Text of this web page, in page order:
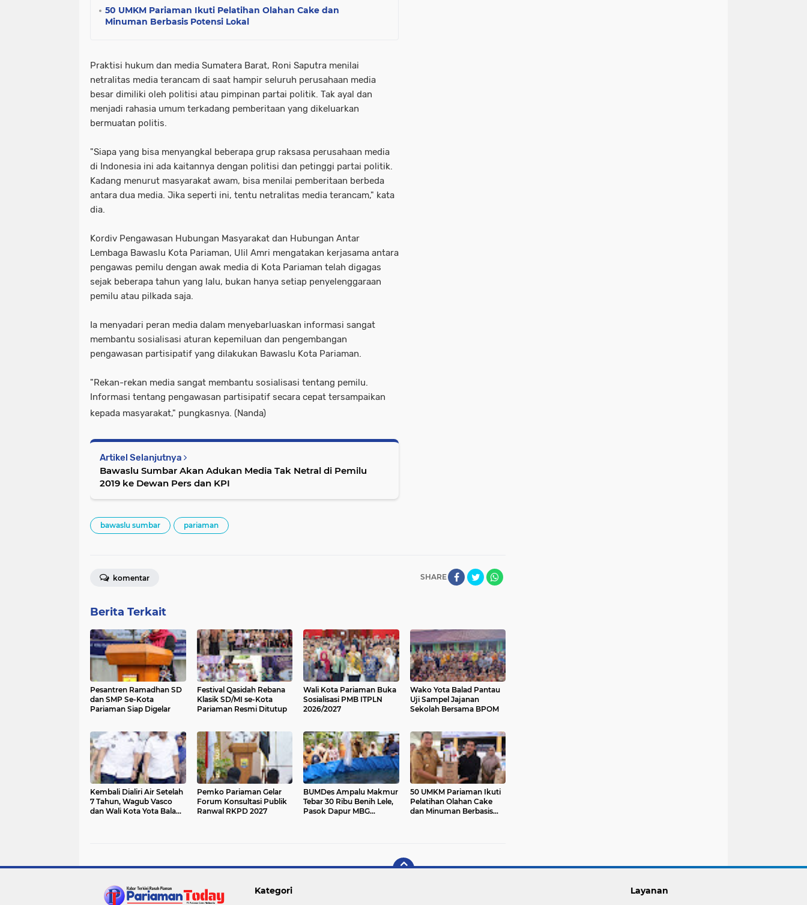
50 UMKM Pariaman Ikuti Pelatihan Olahan Cake dan
Minuman Berbasis Potensi Lokal
Praktisi hukum dan media Sumatera Barat, Roni Saputra menilai
netralitas media terancam di saat hampir seluruh perusahaan media
besar dimiliki oleh politisi atau pimpinan partai politik. Tak ayal dan
menjadi rahasia umum terkadang pemberitaan yang dikeluarkan
bermuatan politis.
"Siapa yang bisa menyangkal beberapa grup raksasa perusahaan media
di Indonesia ini ada kaitannya dengan politisi dan petinggi partai politik.
Kadang menurut masyarakat awam, bisa menilai pemberitaan berbeda
antara dua media. Jika seperti ini, tentu netralitas media terancam," kata
dia.
Kordiv Pengawasan Hubungan Masyarakat dan Hubungan Antar
Lembaga Bawaslu Kota Pariaman, Ulil Amri mengatakan kerjasama antara
pengawas pemilu dengan awak media di Kota Pariaman telah digagas
sejak beberapa tahun yang lalu, bukan hanya setiap penyelenggaraan
pemilu atau pilkada saja.
Ia menyadari peran media dalam menyebarluaskan informasi sangat
membantu sosialisasi aturan kepemiluan dan pengembangan
pengawasan partisipatif yang dilakukan Bawaslu Kota Pariaman.
"Rekan-rekan media sangat membantu sosialisasi tentang pemilu.
Informasi tentang pengawasan partisipatif secara cepat tersampaikan
kepada masyarakat," pungkasnya. (Nanda)
Artikel Selanjutnya
Bawaslu Sumbar Akan Adukan Media Tak Netral di Pemilu
2019 ke Dewan Pers dan KPI
bawaslu sumbar pariaman
SHARE
komentar
Berita Terkait
Pesantren Ramadhan SD
dan SMP Se-Kota
Pariaman Siap Digelar
Festival Qasidah Rebana
Klasik SD/MI se-Kota
Pariaman Resmi Ditutup
Wali Kota Pariaman Buka
Sosialisasi PMB ITPLN
2026/2027
Wako Yota Balad Pantau
Uji Sampel Jajanan
Sekolah Bersama BPOM
Kembali Dialiri Air Setelah
7 Tahun, Wagub Vasco
dan Wali Kota Yota Balad
Pemko Pariaman Gelar
Forum Konsultasi Publik
Ranwal RKPD 2027
BUMDes Ampalu Makmur
Tebar 30 Ribu Benih Lele,
Pasok Dapur MBG
50 UMKM Pariaman Ikuti
Pelatihan Olahan Cake
dan Minuman Berbasis
Kategori Layanan